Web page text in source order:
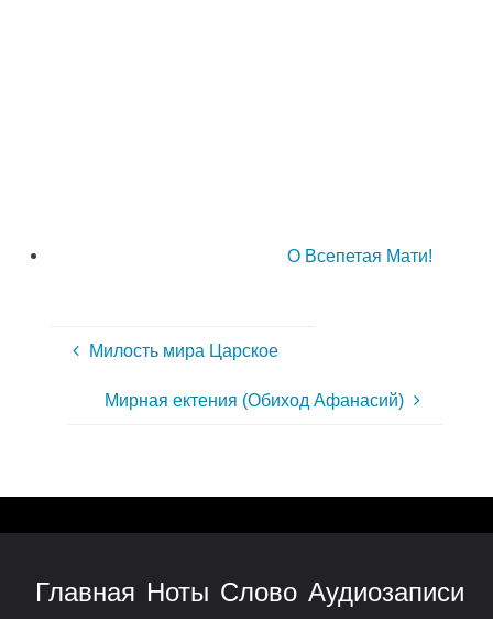
О Всепетая Мати!
Милость мира Царское
Мирная ектения (Обиход Афанасий)
Главная Ноты Слово Аудиозаписи